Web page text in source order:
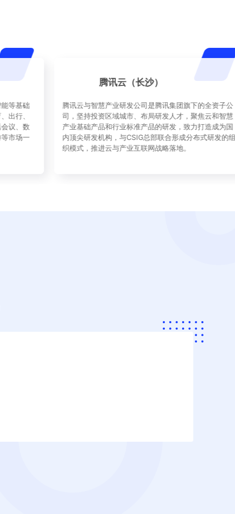
腾讯云（长沙）
腾讯云与智慧产业研发公司是腾讯集团旗下的全资子公
司，坚持投资区域城市、布局研发人才，聚焦云和智慧
产业基础产品和行业标准产品的研发，致力打造成为国
内顶尖研发机构，与CSIG总部联合形成分布式研发的组
织模式，推进云与产业互联网战略落地。